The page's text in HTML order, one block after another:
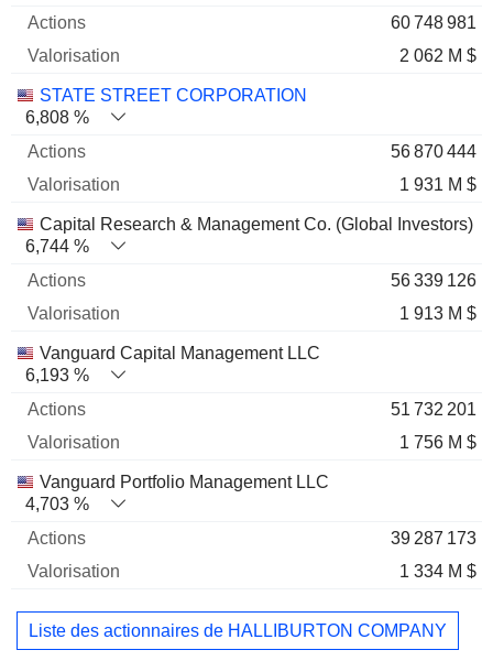
60 748 981
2 062 M $
STATE STREET CORPORATION
6,808 %
56 870 444
1 931 M $
Capital Research & Management Co. (Global Investors)
6,744 %
56 339 126
1 913 M $
Vanguard Capital Management LLC
6,193 %
51 732 201
1 756 M $
Vanguard Portfolio Management LLC
4,703 %
39 287 173
1 334 M $
Liste des actionnaires de HALLIBURTON COMPANY